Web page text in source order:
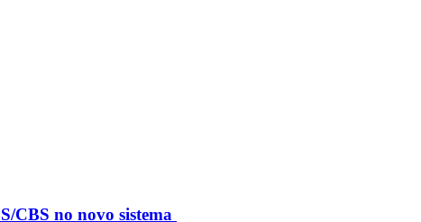
CBS no novo sistema